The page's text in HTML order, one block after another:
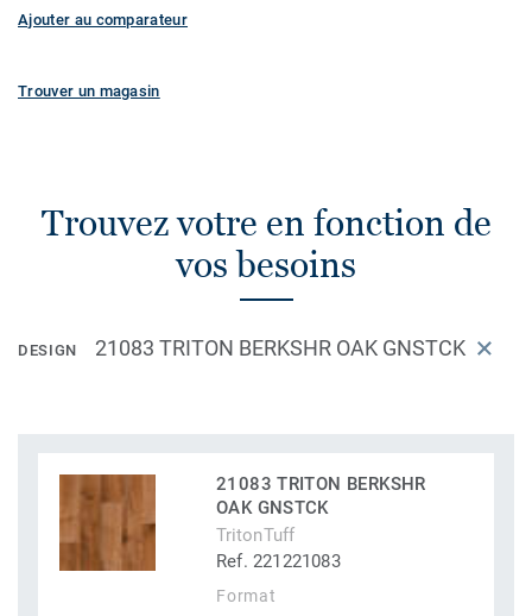
Ajouter au comparateur
Trouver un magasin
Trouvez votre en fonction de
vos besoins
DESIGN 21083 TRITON BERKSHR OAK GNSTCK
21083 TRITON BERKSHR
OAK GNSTCK
TritonTuff
Ref. 221221083
Format